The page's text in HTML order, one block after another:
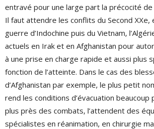
entravé pour une large part la précocité de
Il faut attendre les conflits du Second XXe,
guerre d’Indochine puis du Vietnam,
actuels en Irak et en Afghanistan pour
à une prise en charge rapide et aussi plus
fonction de l’atteinte. Dans le cas des
d’Afghanistan par exemple, le plus petit
rend les conditions d’évacuation beaucoup
plus près des combats, l’attendent des
spécialistes en réanimation, en chirurgie